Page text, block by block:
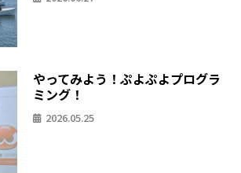
やってみよう！ぷよぷよプログラ
ミング！
2026.05.25